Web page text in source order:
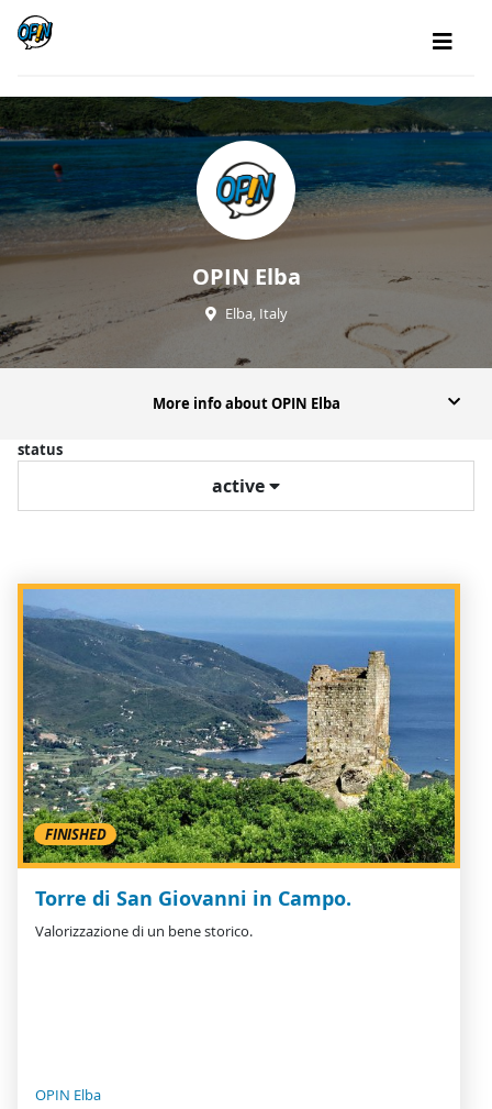
OPIN Elba
Elba, Italy
More info about OPIN Elba
status
active
FINISHED
Torre di San Giovanni in Campo.
Valorizzazione di un bene storico.
OPIN Elba